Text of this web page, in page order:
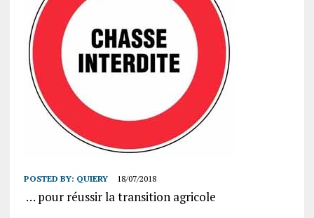
POSTED BY: QUIERY 18/07/2018
… pour réussir la transition agricole